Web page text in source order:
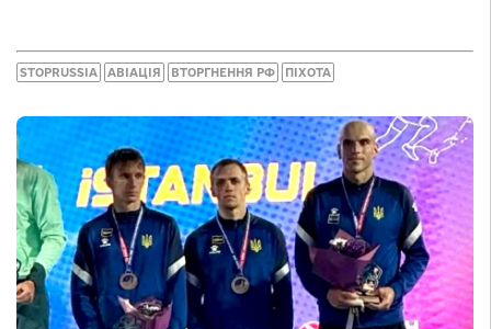
STOPRUSSIA АВІАЦІЯ ВТОРГНЕННЯ РФ ПІХОТА